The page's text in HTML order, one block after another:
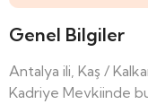
Genel Bilgiler
Antalya ili, Kaş /
Kadriye Mevkiinde